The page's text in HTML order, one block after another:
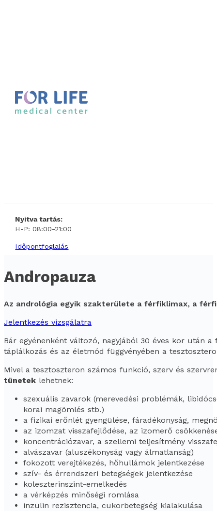
Nyitva tartás:
H-P: 08:00-21:00
Időpontfoglalás
Andropauza
Az andrológia egyik szakterülete a férfiklimax, a
Jelentkezés vizsgálatra
Bár egyénenként változó, nagyjából 30 éves kor után
táplálkozás és az életmód függvényében a
Mivel a tesztoszteron számos funkció, szerv és
tünetek lehetnek:
szexuális zavarok (merevedési problémák,
korai magömlés stb.)
a fizikai erőnlét gyengülése, fáradékonyság,
az izomzat visszafejlődése, az izomerő
koncentrációzavar, a szellemi teljesítmény
alvászavar (aluszékonyság vagy álmatlanság)
fokozott verejtékezés, hőhullámok jelentkezése
szív- és érrendszeri betegségek jelentkezése
koleszterinszint-emelkedés
a vérképzés minőségi romlása
inzulin rezisztencia, cukorbetegség kialakulása